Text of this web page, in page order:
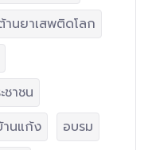
นยาเสพติดโลก
าชน
นแก้ง
อบรม